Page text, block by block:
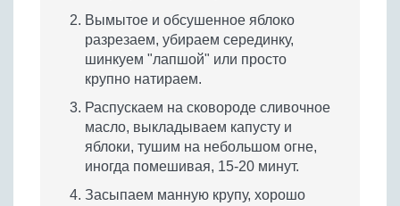
Вымытое и обсушенное яблоко
разрезаем, убираем серединку,
шинкуем "лапшой" или просто
крупно натираем.
Распускаем на сковороде сливочное
масло, выкладываем капусту и
яблоки, тушим на небольшом огне,
иногда помешивая, 15-20 минут.
Засыпаем манную крупу, хорошо